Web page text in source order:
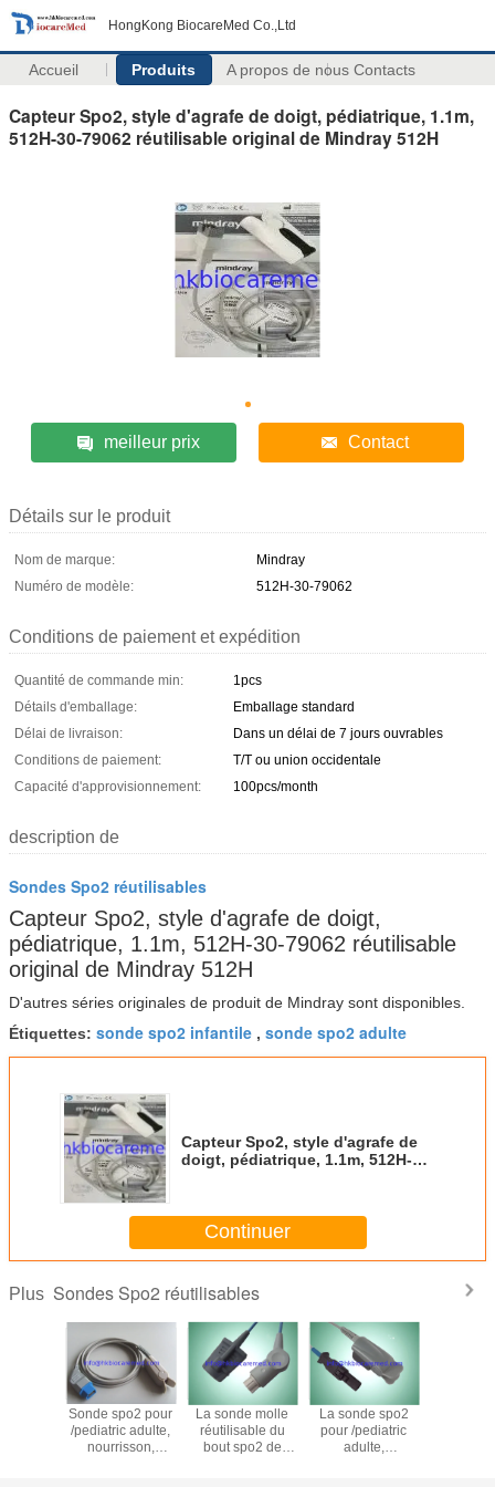
HongKong BiocareMed Co.,Ltd
Accueil Produits A propos de nous Contacts
Capteur Spo2, style d'agrafe de doigt, pédiatrique, 1.1m,
512H-30-79062 réutilisable original de Mindray 512H
meilleur prix Contact
Détails sur le produit
Nom de marque:
Mindray
Numéro de modèle:
512H-30-79062
Conditions de paiement et expédition
Quantité de commande min:
1pcs
Détails d'emballage:
Emballage standard
Délai de livraison:
Dans un délai de 7 jours ouvrables
Conditions de paiement:
T/T ou union occidentale
Capacité d'approvisionnement:
100pcs/month
description de
Sondes Spo2 réutilisables
Capteur Spo2, style d'agrafe de doigt,
pédiatrique, 1.1m, 512H-30-79062 réutilisable
original de Mindray 512H
D'autres séries originales de produit de Mindray sont disponibles.
Étiquettes: sonde spo2 infantile , sonde spo2 adulte
Capteur Spo2, style d'agrafe de
doigt, pédiatrique, 1.1m, 512H-30-
Continuer
Plus Sondes Spo2 réutilisables
Sonde spo2 pour
/pediatric adulte,
nourrisson,
La sonde molle
réutilisable du
bout spo2 de
La sonde spo2
pour /pediatric
adulte,